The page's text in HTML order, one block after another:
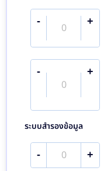
- +
- +
ระบบสำรองข้อมูล
- +